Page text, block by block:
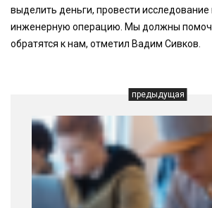
выделить деньги, провести исследование
инженерную операцию. Мы должны
обратятся к нам, отметил Вадим Сивков.
предыдущая